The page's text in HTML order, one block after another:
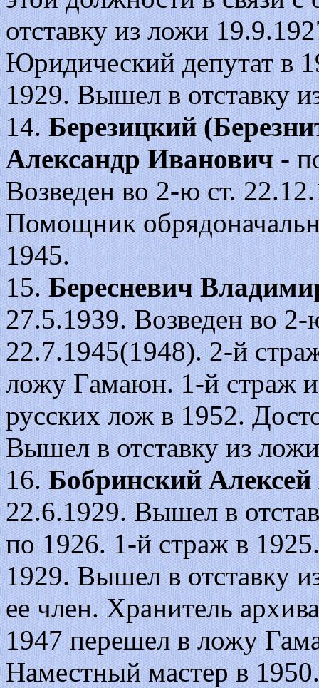
отставку из ложи
Юридический депутат в
1929. Вышел в отставку
14.Березицкий
Александр Иванович-
Возведен во 2-ю ст.
Помощник
1945.
15.Бересневич
27.5.1939. Возведен во
22.7.1945(1948). 2-й
ложу Гамаюн. 1-й страж и
русских лож в 1952.
Вышел в отставку из
16.Бобринский Алексей
22.6.1929. Вышел в
по 1926. 1-й страж в
1929. Вышел в отставку
ее член. Хранитель
1947 перешел в ложу
Наместный мастер в